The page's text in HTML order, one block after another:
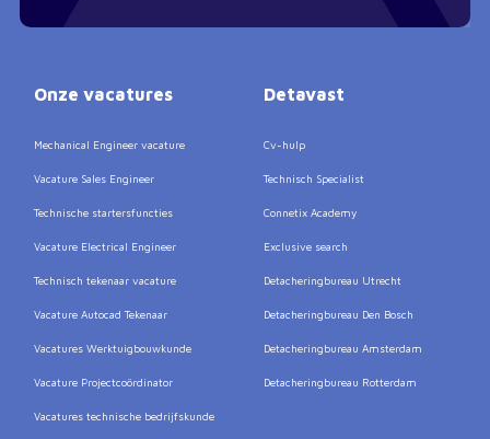
Onze vacatures
Mechanical Engineer vacature
Vacature Sales Engineer
Technische startersfuncties
Vacature Electrical Engineer
Technisch tekenaar vacature
Vacature Autocad Tekenaar
Vacatures Werktuigbouwkunde
Vacature Projectcoördinator
Vacatures technische bedrijfskunde
Detavast
Cv-hulp
Technisch Specialist
Connetix Academy
Exclusive search
Detacheringbureau Utrecht
Detacheringbureau Den Bosch
Detacheringbureau Amsterdam
Detacheringbureau Rotterdam